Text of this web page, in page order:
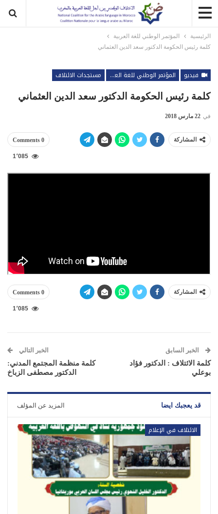
الرئيسية
المؤتمر الوطني للغة العربية
كلمة رئيس الحكومة الدكتور سعد الدين العثماني
فيديو المؤتمر الوطني للغة العربية
مستجدات الائتلاف
كلمة رئيس الحكومة الدكتور سعد الدين العثماني
في 22 مارس 2018
المشاركة 0 Comments
1٬085
المشاركة 0 Comments
1٬085
الخبر السابق
كلمة الائتلاف : الدكتور فؤاد
بوعلي
الخبر التالي
كلمة منظمة المجتمع المدني:
الدكتور مصطفى الزباخ
قد يعجبك ايضا المزيد عن المؤلف
الائتلاف في الإعلام